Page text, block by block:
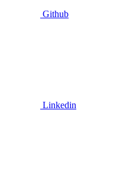
Github
Linkedin